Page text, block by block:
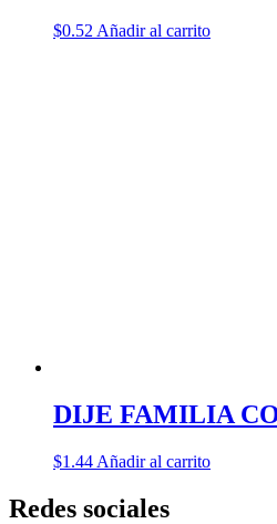
$0.52 Añadir al carrito
DIJE FAMILIA
$1.44 Añadir al carrito
Redes sociales